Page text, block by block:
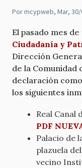
Pormcypweb, Mar,
El pasado mes
Ciudadanía y
Dirección
de la Comunidad
declaración
los siguientes
Real Canal
PDF
Palacio de
plazuela
vecino